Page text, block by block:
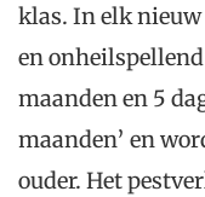
klas. In elk
en
maanden en 5
maanden’ en
ouder. Het